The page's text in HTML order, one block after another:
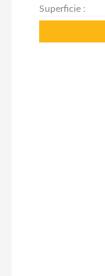
Superficie :